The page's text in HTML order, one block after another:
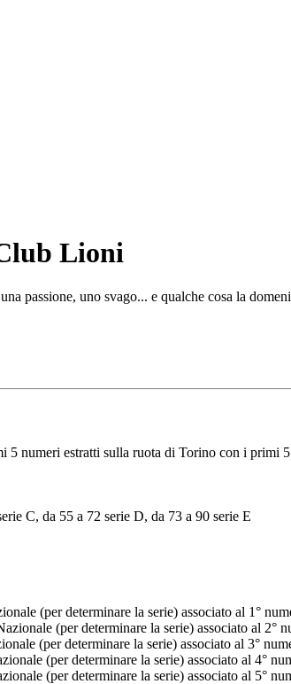
Lioni
passione, uno svago... e qualche cosa la
5 numeri estratti sulla ruota di Torino con i primi
C, da 55 a 72 serie D, da 73 a 90 serie E
(per determinare la serie) associato al 1°
(per determinare la serie) associato al 2°
(per determinare la serie) associato al 3°
(per determinare la serie) associato al 4°
(per determinare la serie) associato al 5°